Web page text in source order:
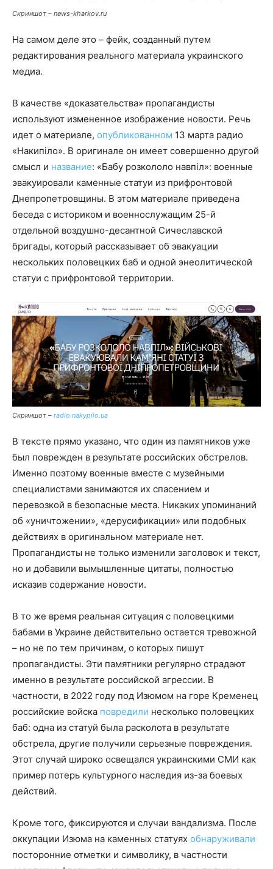
Скриншот – news-kharkov.ru
На самом деле это – фейк, созданный путем
редактирования реального материала украинского
медиа.
В качестве «доказательства» пропагандисты
используют измененное изображение новости. Речь
идет о материале, опубликованном 13 марта радио
«Накипіло». В оригинале он имеет совершенно другой
смысл и название: «Бабу розкололо навпіл»: военные
эвакуировали каменные статуи из прифронтовой
Днепропетровщины. В этом материале приведена
беседа с историком и военнослужащим 25-й
отдельной воздушно-десантной Сичеславской
бригады, который рассказывает об эвакуации
нескольких половецких баб и одной энеолитической
статуи с прифронтовой территории.
Скриншот – radio.nakypilo.ua
В тексте прямо указано, что один из памятников уже
был поврежден в результате российских обстрелов.
Именно поэтому военные вместе с музейными
специалистами занимаются их спасением и
перевозкой в безопасные места. Никаких упоминаний
об «уничтожении», «дерусификации» или подобных
действиях в оригинальном материале нет.
Пропагандисты не только изменили заголовок и текст,
но и добавили вымышленные цитаты, полностью
исказив содержание новости.
В то же время реальная ситуация с половецкими
бабами в Украине действительно остается тревожной
– но не по тем причинам, о которых пишут
пропагандисты. Эти памятники регулярно страдают
именно в результате российской агрессии. В
частности, в 2022 году под Изюмом на горе Кременец
российские войска повредили несколько половецких
баб: одна из статуй была расколота в результате
обстрела, другие получили серьезные повреждения.
Этот случай широко освещался украинскими СМИ как
пример потерь культурного наследия из-за боевых
действий.
Кроме того, фиксируются и случаи вандализма. После
оккупации Изюма на каменных статуях обнаруживали
посторонние отметки и символику, в частности